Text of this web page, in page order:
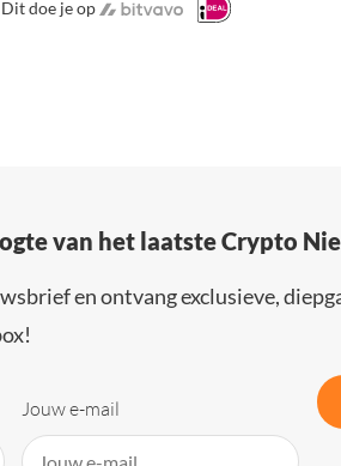
Dit doe je op
van het laatste Crypto
en ontvang exclusieve,
Jouw e-mail